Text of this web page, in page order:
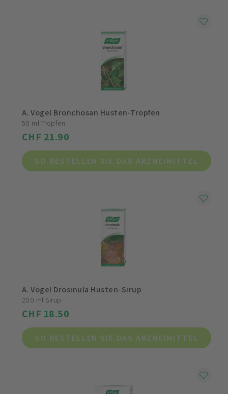
A. Vogel Bronchosan Husten-Tropfen
50 ml Tropfen
CHF 21.90
SO BESTELLEN SIE DAS ARZNEIMITTEL
A. Vogel Drosinula Husten-Sirup
200 ml Sirup
CHF 18.50
SO BESTELLEN SIE DAS ARZNEIMITTEL